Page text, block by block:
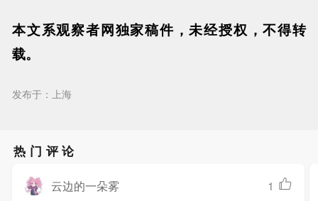
本文系观察者网独家稿件，未经授权，不得转
载。
发布于：上海
热门评论
云边的一朵雾 1